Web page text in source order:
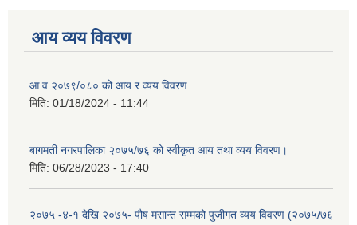
आय व्यय विवरण
आ.व.२०७९/०८० को आय र व्यय विवरण
मिति: 01/18/2024 - 11:44
बागमती नगरपालिका २०७५/७६ को स्वीकृत आय तथा व्यय विवरण।
मिति: 06/28/2023 - 17:40
२०७५ -४-१ देखि २०७५- पौष मसान्त सम्मको पुजीगत व्यय विवरण (२०७५/७६